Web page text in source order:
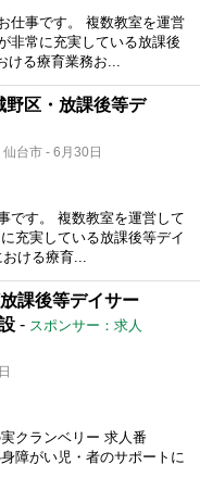
仕事です。 複数教室を運営
非常に充実している放課後
る療育業務お...
野区・放課後等デ
台市 - 6月30日
です。 複数教室を運営して
充実している放課後等デイ
ける療育...
課後等デイサー
- スポンサー：求人
クランベリー 求人番
障がい児・者のサポートに